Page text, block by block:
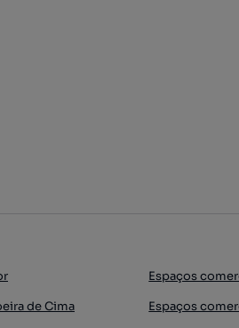
Espaços
de Cima
Espaços